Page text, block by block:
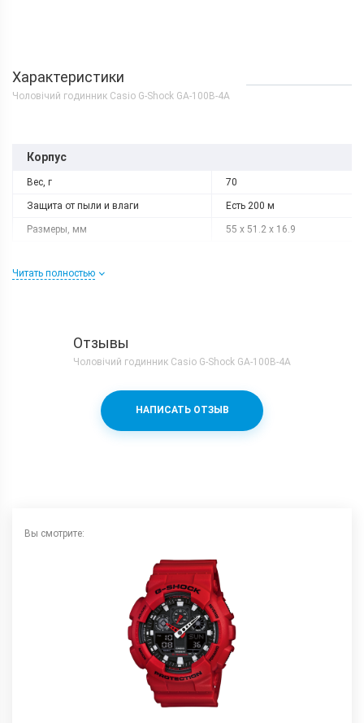
Характеристики
Чоловічий годинник Casio G-Shock GA-100B-4A
Корпус
Вес, г 70
Защита от пыли и влаги Есть 200 м
Размеры, мм 55 x 51.2 x 16.9
Читать полностью
Отзывы
Чоловічий годинник Casio G-Shock GA-100B-4A
НАПИСАТЬ ОТЗЫВ
Вы смотрите: